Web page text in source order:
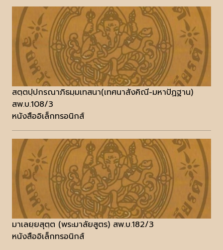
สตฺตปฺปกรณาภิธมฺมเทสนา(เทศนาสังคิณี-มหาปัฏฐาน)
สพ.บ.108/3
หนังสืออิเล็กทรอนิกส์
มาเลยฺยสุตฺต (พระมาลัยสูตร) สพ.บ.182/3
หนังสืออิเล็กทรอนิกส์